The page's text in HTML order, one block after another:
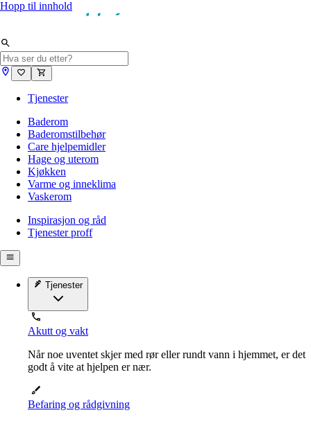
Hopp til innhold
Tjenester
Baderom
Baderomstilbehør
Care hjelpemidler
Hage og uterom
Kjøkken
Varme og inneklima
Vaskerom
Inspirasjon og råd
Tjenester proff
Tjenester
Akutt og vakt
Når noe uventet skjer med rør eller rundt vann i hjemmet, er det
godt å vite at hjelpen er nær.
Befaring og rådgivning